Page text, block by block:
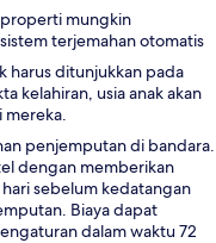
mungkin
terjemahan otomatis
harus ditunjukkan pada
kelahiran, usia anak akan
penjemputan di bandara.
dengan memberikan
sebelum kedatangan
Biaya dapat
dalam waktu 72